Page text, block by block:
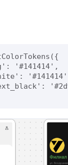
'#141414',